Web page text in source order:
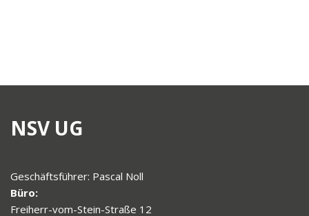
NSV UG
Geschäftsführer: Pascal Noll
Büro:
Freiherr-vom-Stein-Straße 12